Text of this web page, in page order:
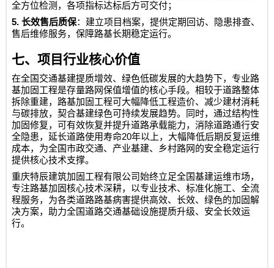
全方位检测，各项指标达标后方可交付；
5.长效售后质保：建立项目档案，提供定期回访、隐患排查、
售后维修服务，保障路基长期稳定运行。
七、项目行业核心价值
在全国交通基建提质增效、绿色低碳发展的大趋势下，专业路
基加固工程是存量路网保值增值的核心手段。相较于道路整体
拆除重建，路基加固工程可大幅降低工程造价、减少建材消耗
与碳排放，契合基建绿色可持续发展趋势。同时，通过结构性
加固修复，可有效恢复并提升道路承载能力，消除道路通行安
全隐患，延长道路使用寿命20年以上，大幅降低后期反复运维
成本，为全国市政交通、产业基建、乡村路网的安全稳定运行
提供核心技术支撑。
重庆特辰建筑加固工程有限公司始终立足全国基建运维市场，
专注路基加固核心技术深耕，以专业技术、标准化施工、全流
程服务，为各类道路路基病害提供高效、长效、绿色的加固解
决方案，助力全国道路交通基础设施提质升级、安全长效运
行。